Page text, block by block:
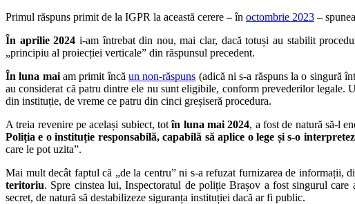
Primul răspuns primit de la IGPR la această cerere – în octombrie 2023 –
În aprilie 2024 i-am întrebat din nou, mai clar, dacă totuși au stabilit
„principiu al proiecției verticale” din răspunsul precedent.
În luna maiam primit încăun non-răspuns (adică ni s-a răspuns la o singură
au considerat că patru dintre ele nu sunt eligibile, conform prevederilor legale.
din instituție, de vreme ce patru din cinci greșiseră procedura.
A treia revenire pe același subiect, totîn luna mai 2024, a fost de natură să-l
Poliția e o instituție responsabilă, capabilă să aplice o lege și s-o
care le pot uzita”.
Mai mult decât faptul că „de la centru” ni s-a refuzat furnizarea de informații,
teritoriu. Spre cinstea lui, Inspectoratul de poliție Brașov a fost singurul
secret, de natură să destabilizeze siguranța instituției dacă ar fi public.